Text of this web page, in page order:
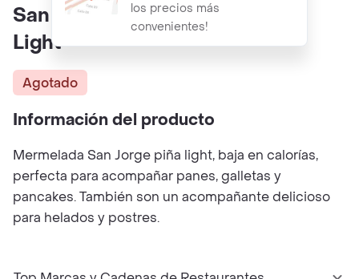
los precios más
convenientes!
San Jorge Mermelada de Piña
Light
Agotado
Información del producto
Mermelada San Jorge piña light, baja en calorías,
perfecta para acompañar panes, galletas y
pancakes. También son un acompañante delicioso
para helados y postres.